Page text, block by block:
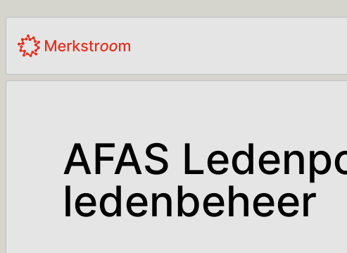
AFAS
ledenbeheer